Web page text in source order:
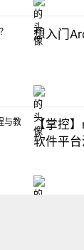
想入门
【掌控
软件平